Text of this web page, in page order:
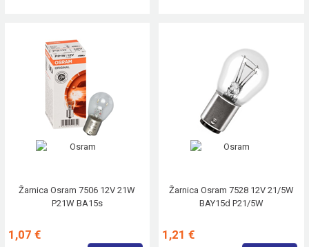
Žarnica Osram 7506 12V 21W
P21W BA15s
1,07 €
Žarnica Osram 7528 12V 21/5W
BAY15d P21/5W
1,21 €